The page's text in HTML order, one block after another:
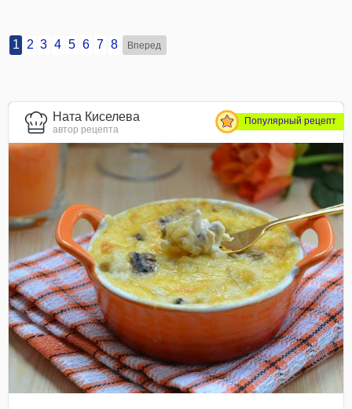
1 2 3 4 5 6 7 8 Вперед
Ната Киселева
автор рецепта
Популярный рецепт